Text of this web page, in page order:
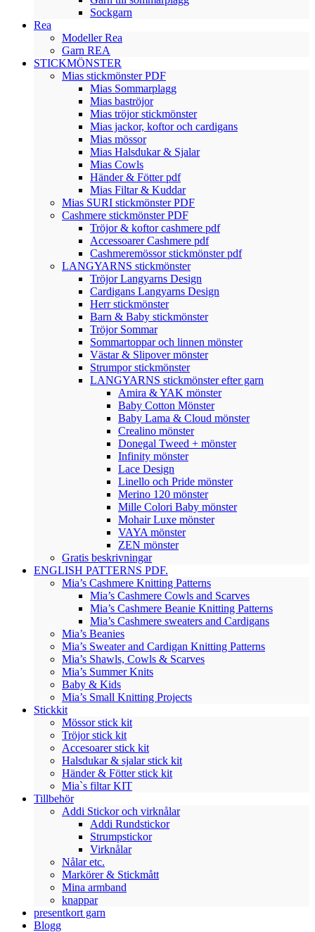
Sockgarn
Rea
Modeller Rea
Garn REA
STICKMÖNSTER
Mias stickmönster PDF
Mias Sommarplagg
Mias baströjor
Mias tröjor stickmönster
Mias jackor, koftor och cardigans
Mias mössor
Mias Halsdukar & Sjalar
Mias Cowls
Händer & Fötter pdf
Mias Filtar & Kuddar
Mias SURI stickmönster PDF
Cashmere stickmönster PDF
Tröjor & koftor cashmere pdf
Accessoarer Cashmere pdf
Cashmeremössor stickmönster pdf
LANGYARNS stickmönster
Tröjor Langyarns Design
Cardigans Langyarns Design
Herr stickmönster
Barn & Baby stickmönster
Tröjor Sommar
Sommartoppar och linnen mönster
Västar & Slipover mönster
Strumpor stickmönster
LANGYARNS stickmönster efter garn
Amira & YAK mönster
Baby Cotton Mönster
Baby Lama & Cloud mönster
Crealino mönster
Donegal Tweed + mönster
Infinity mönster
Lace Design
Linello och Pride mönster
Merino 120 mönster
Mille Colori Baby mönster
Mohair Luxe mönster
VAYA mönster
ZEN mönster
Gratis beskrivningar
ENGLISH PATTERNS PDF.
Mia’s Cashmere Knitting Patterns
Mia’s Cashmere Cowls and Scarves
Mia’s Cashmere Beanie Knitting Patterns
Mia’s Cashmere sweaters and Cardigans
Mia’s Beanies
Mia’s Sweater and Cardigan Knitting Patterns
Mia’s Shawls, Cowls & Scarves
Mia’s Summer Knits
Baby & Kids
Mia’s Small Knitting Projects
Stickkit
Mössor stick kit
Tröjor stick kit
Accesoarer stick kit
Halsdukar & sjalar stick kit
Händer & Fötter stick kit
Mia`s filtar KIT
Tillbehör
Addi Stickor och virknålar
Addi Rundstickor
Strumpstickor
Virknålar
Nålar etc.
Markörer & Stickmått
Mina armband
knappar
presentkort garn
Blogg